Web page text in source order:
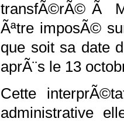
transfÃ©rÃ© Ã
Ãªtre imposÃ©
que soit sa date
aprÃ¨s le 13
Cette
administrative